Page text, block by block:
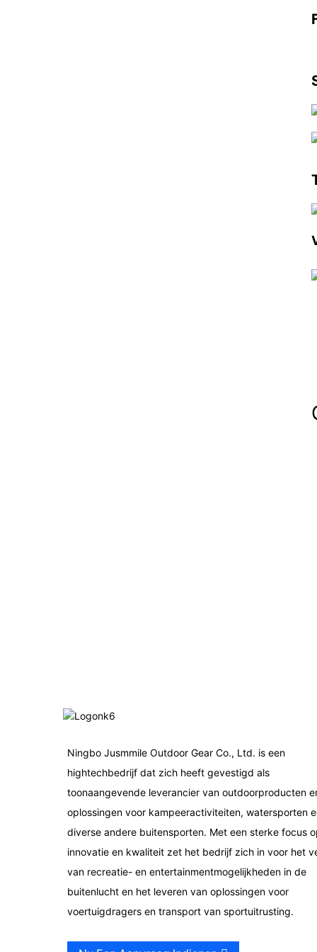
Ningbo Jusmmile Outdoor Gear Co., Ltd. is een
hightechbedrijf dat zich heeft gevestigd als
toonaangevende leverancier van outdoorproducten
oplossingen voor kampeeractiviteiten, watersporten
diverse andere buitensporten. Met een sterke focus
innovatie en kwaliteit zet het bedrijf zich in voor het
van recreatie- en entertainmentmogelijkheden in de
buitenlucht en het leveren van oplossingen voor
voertuigdragers en transport van sportuitrusting.